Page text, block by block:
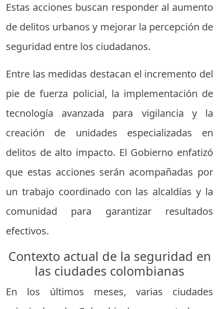
Estas acciones buscan responder al aumento
de delitos urbanos y mejorar la percepción de
seguridad entre los ciudadanos.
Entre las medidas destacan el incremento del
pie de fuerza policial, la implementación de
tecnología avanzada para vigilancia y la
creación de unidades especializadas en
delitos de alto impacto. El Gobierno enfatizó
que estas acciones serán acompañadas por
un trabajo coordinado con las alcaldías y la
comunidad para garantizar resultados
efectivos.
Contexto actual de la seguridad en
las ciudades colombianas
En los últimos meses, varias ciudades